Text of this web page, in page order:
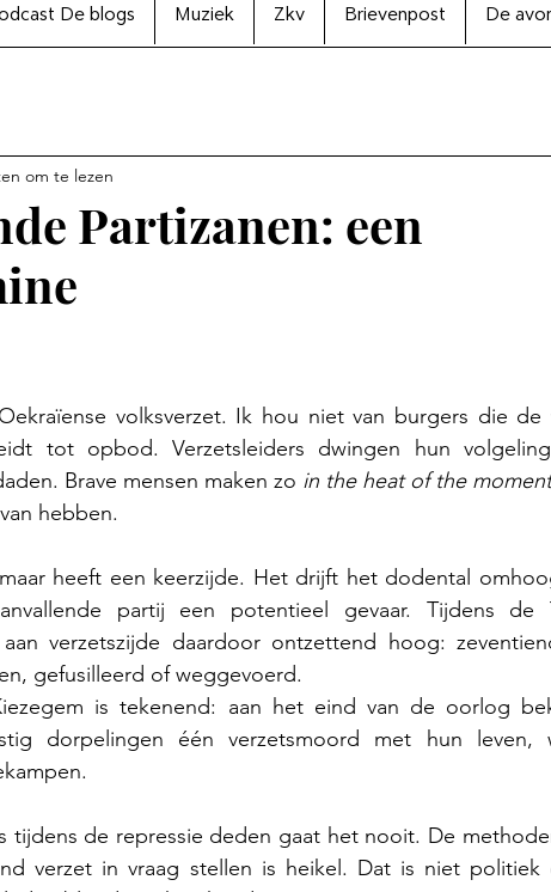
De blogs Muziek Zkv Brievenpost De
Partizanen: een
om te lezen
volksverzet. Ik hou niet van burgers die de
tot opbod. Verzetsleiders dwingen hun
Brave mensen maken zo in the heat of the moment
hebben.
heeft een keerzijde. Het drijft het dodental
partij een potentieel gevaar. Tijdens de
verzetszijde daardoor ontzettend hoog:
gefusilleerd of weggevoerd.
is tekenend: aan het eind van de oorlog
dorpelingen één verzetsmoord met hun leven,
tijdens de repressie deden gaat het nooit. De
verzet in vraag stellen is heikel. Dat is niet politiek